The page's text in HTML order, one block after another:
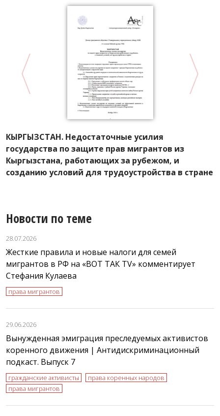
КЫРГЫЗСТАН. Недостаточные усилия
государства по защите прав мигрантов из
Кыргызстана, работающих за рубежом, и
созданию условий для трудоустройства в стране
Новости по теме
28.07.2026
Жесткие правила и новые налоги для семей
мигрантов в РФ на «ВОТ ТАК TV» комментирует
Стефания Кулаева
права мигрантов
29.06.2026
Вынужденная эмиграция преследуемых активистов
коренного движения | Антидискриминационный
подкаст. Выпуск 7
гражданские активисты
права коренных народов
права мигрантов